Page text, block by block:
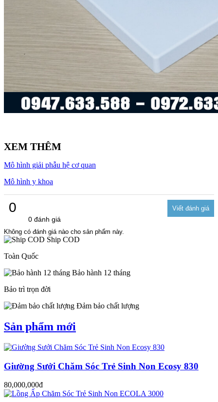
XEM THÊM
Mô hình giải phẫu hệ cơ quan
Mô hình y khoa
0
0 đánh giá
Không có đánh giá nào cho sản phẩm này.
Ship COD
Toàn Quốc
Bảo hành 12 tháng
Bảo trì trọn đời
Đảm bảo chất lượng
Sản phẩm mới
Giường Sưởi Chăm Sóc Trẻ Sinh Non Ecosy 830
80,000,000đ